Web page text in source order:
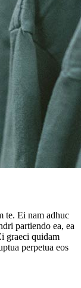
te. Ei nam adhuc
partiendo ea, ea
graeci quidam
perpetua eos